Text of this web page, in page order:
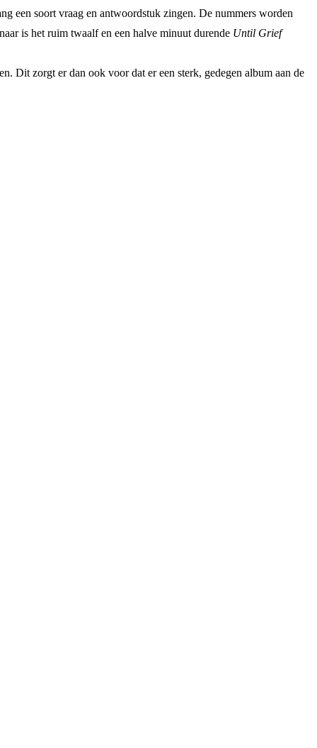
een soort vraag en antwoordstuk zingen. De nummers worden
is het ruim twaalf en een halve minuut durende Until Grief
Dit zorgt er dan ook voor dat er een sterk, gedegen album aan de